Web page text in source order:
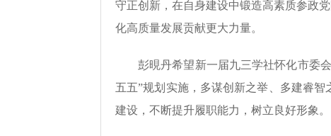
守正创新，在自身建设中锻造高素质参政
化高质量发展贡献更大力量。
彭晛丹希望新一届九三学社怀化市委
五五”规划实施，多谋创新之举、多建睿
建设，不断提升履职能力，树立良好形象。